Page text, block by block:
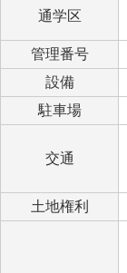
通学区
管理番号
設備
駐車場
交通
土地権利